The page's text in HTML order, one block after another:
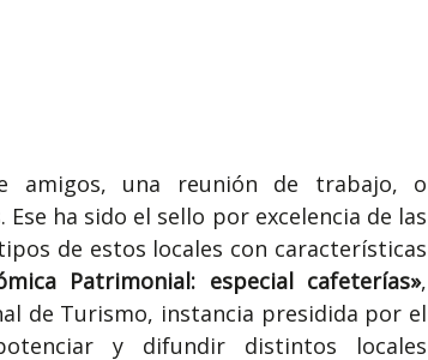
amigos, una reunión de trabajo, o
ha sido el sello por excelencia de las
de estos locales con características
Patrimonial: especial cafeterías»,
de Turismo, instancia presidida por el
y difundir distintos locales